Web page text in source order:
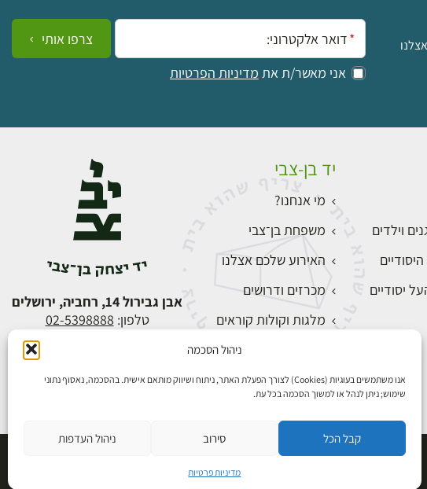
ניהול הסכמה
אנו משתמשים בעוגיות (Cookies) לצורך הפעלת האתר, ניתוח ושיווק מותאם אישית. בהסכמה, נאסוף נתוני
שימוש; ניתן לנהל או למשוך הסכמה בכל עת.
קבל הכל סירוב ניהול העדפות
מדיניות פרטיות
אימייל:
אני מאשר/ת את מדיניות הפרטיות
צרפו אותי
וילדים
יסודיים
יד בן-צבי
מי אנחנו?
משפחת בן־צבי
האירוע שלכם אצלנו
מכרזים ודרושים
מלגות וקולות קוראים
התחברות
אבן גבירול 14, רחביה, ירושלים
טלפון: 02-5398888